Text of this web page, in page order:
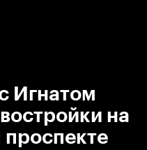
Игнатом
на